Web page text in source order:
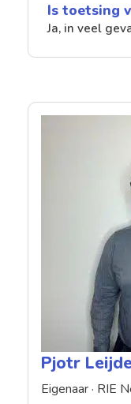
Is toetsing
Ja, in veel
Pjotr
Eigenaar · RIE